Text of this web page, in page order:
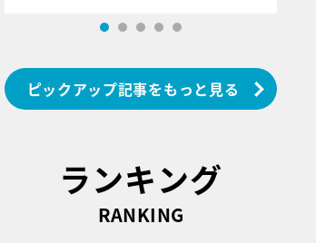
ピックアップ記事をもっと見る
ランキング
RANKING